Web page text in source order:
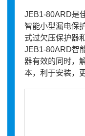
JEB1-80ARD是
智能小型漏电保
式过欠压保护器
JEB1-80ARD智
器有效的同时，
本，利于安装，